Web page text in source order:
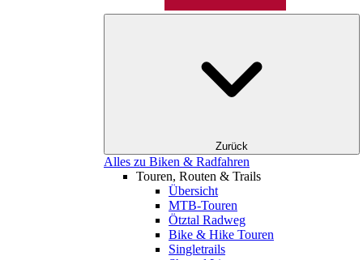
Zurück
Alles zu Biken & Radfahren
Touren, Routen & Trails
Übersicht
MTB-Touren
Ötztal Radweg
Bike & Hike Touren
Singletrails